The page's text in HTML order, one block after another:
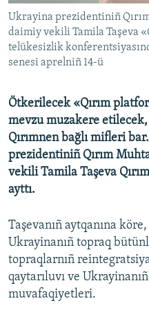
QOŞULIÑIZ!
Ukrayina prezidentiniñ
daimiy vekili Tamila Taşeva
telükesizlik
senesi aprelniñ 14-ü
Ötkerilecek «Qırım
mevzu muzakere etilecek,
Qırımnen bağlı mifleri
prezidentiniñ Qırım
vekili Tamila Taşeva
ayttı.
Taşevanıñ aytqanına
Ukrayinanıñ topraq
topraqlarnıñ
qaytarıluvı ve
muvafaqiyetleri.